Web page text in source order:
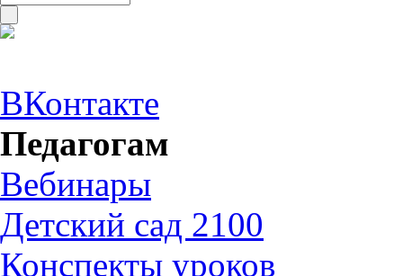
ВКонтакте
Педагогам
Вебинары
Детский сад 2100
Конспекты уроков